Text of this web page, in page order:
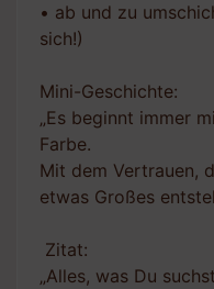
• ab und zu
sich!)
Mini-Geschichte:
„Es beginnt immer
Farbe.
Mit dem Vertrauen,
etwas Großes
Zitat:
„Alles, was Du